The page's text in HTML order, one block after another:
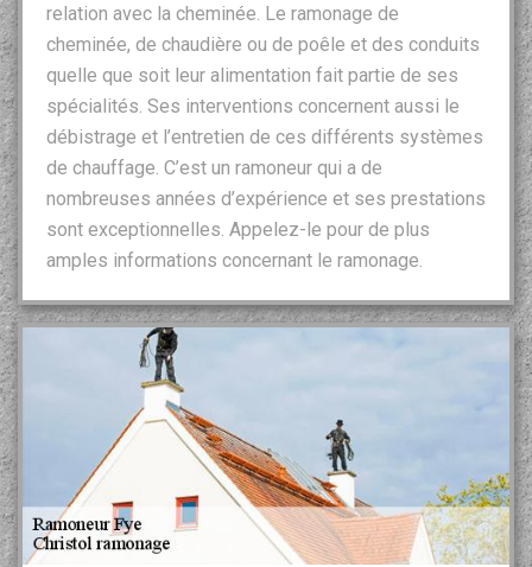
relation avec la cheminée. Le ramonage de
cheminée, de chaudière ou de poêle et des conduits
quelle que soit leur alimentation fait partie de ses
spécialités. Ses interventions concernent aussi le
débistrage et l’entretien de ces différents systèmes
de chauffage. C’est un ramoneur qui a de
nombreuses années d’expérience et ses prestations
sont exceptionnelles. Appelez-le pour de plus
amples informations concernant le ramonage.